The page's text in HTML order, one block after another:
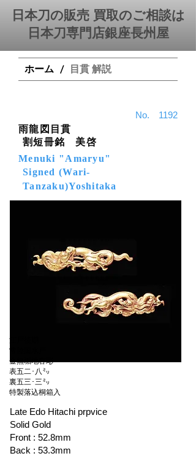
日本刀の販売 買取のご相談は
日本刀専門店銀座⻑州屋
ホーム / 目貫 解説
1192
​No.
雨龍図目貫
割短冊銘 美啓
Menuki "Amaryu"
Signed (Wari-
Tanzaku)Yoshitaka
江戸後期
常陸国水戸
金無垢地容彫
表五二･八㍉
裏五三･三㍉
特製落込桐箱入
Late Edo Hitachi prpvice
Solid Gold
Front : 52.8mm
Back : 53.3mm